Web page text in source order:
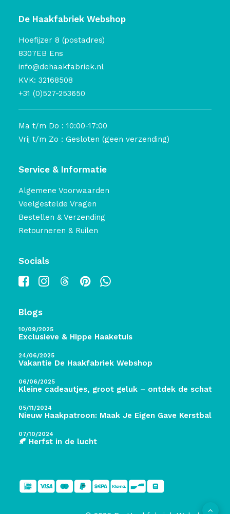
De Haakfabriek Webshop
Hoefijzer 8 (postadres)
8307EB Ens
info@dehaakfabriek.nl
KVK: 32168508
+31 (0)527-253650
Ma t/m Do : 10:00-17:00
Vrij t/m Zo : Gesloten (geen verzending)
Service & Informatie
Algemene Voorwaarden
Veelgestelde Vragen
Bestellen & Verzending
Retourneren & Ruilen
Socials
Blogs
10/09/2025
Exclusieve & Hippe Haaketuis
24/06/2025
Vakantie De Haakfabriek Webshop
06/06/2025
Kleine cadeautjes, groot geluk – ontdek de schatten
05/11/2024
Nieuw Haakpatroon: Maak Je Eigen Gave Kerstballen!
07/10/2024
🍂 Herfst in de lucht